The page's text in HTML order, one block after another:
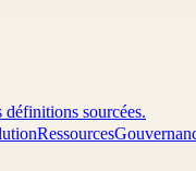
définitions sourcées.
Ressources